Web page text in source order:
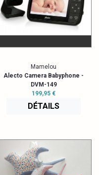
Mamelou
Alecto Camera Babyphone -
DVM-149
199,95 €
DÉTAILS